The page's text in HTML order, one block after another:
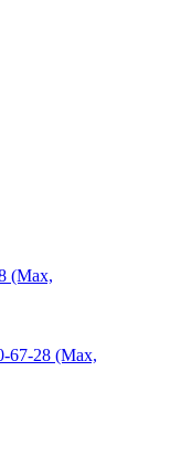
(Max,
67-28 (Max,